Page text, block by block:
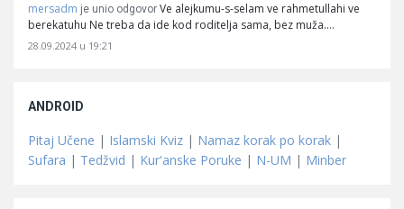
mersadm je unio odgovor Ve alejkumu-s-selam ve rahmetullahi ve
berekatuhu Ne treba da ide kod roditelja sama, bez muža.…
28.09.2024 u 19:21
ANDROID
Pitaj Učene | Islamski Kviz | Namaz korak po korak |
Sufara | Tedžvid | Kur'anske Poruke | N-UM | Minber